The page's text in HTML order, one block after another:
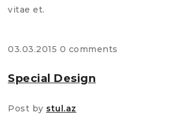
vitae et.
03.03.2015 0 comments
Special Design
Post by stul.az